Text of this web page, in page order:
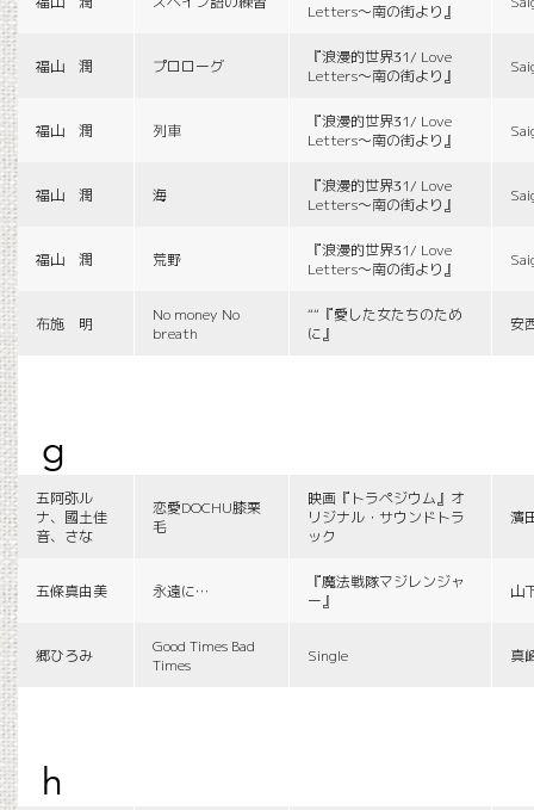
Letters〜南の街より』
福山 潤 プロローグ
『浪漫的世界31/ Love
Letters〜南の街より』
福山 潤 列車
『浪漫的世界31/ Love
Letters〜南の街より』
福山 潤 海
『浪漫的世界31/ Love
Letters〜南の街より』
福山 潤 荒野
『浪漫的世界31/ Love
Letters〜南の街より』
布施 明
No money No
breath
““『愛した女たちのため
に』
安
g
五阿弥ル
ナ、國土佳
音、さな
恋愛DOCHU膝栗
毛
映画『トラペジウム』オ
リジナル・サウンドトラ
ック
濱
五條真由美 永遠に…
『魔法戦隊マジレンジャ
ー』
山
郷ひろみ
Good Times Bad
Times
Single 真
h